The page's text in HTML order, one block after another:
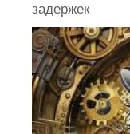
задержек